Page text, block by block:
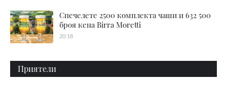
Спечелете 2500 комплекта чаши и 632 500
броя кена Birra Moretti
20:18
Приятели